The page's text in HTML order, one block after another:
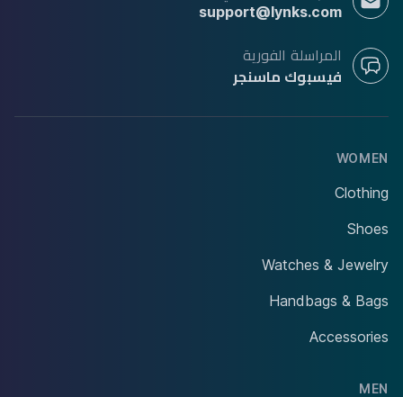
support@lynks.com
المراسلة الفورية
فيسبوك ماسنجر
WOMEN
Clothing
Shoes
Watches & Jewelry
Handbags & Bags
Accessories
MEN